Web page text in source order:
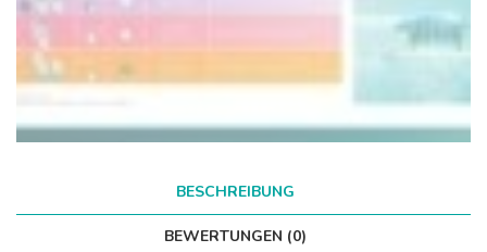
BESCHREIBUNG
BEWERTUNGEN (0)